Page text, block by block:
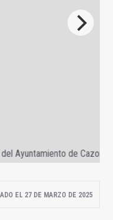
EL 27 DE MARZO DE 2025